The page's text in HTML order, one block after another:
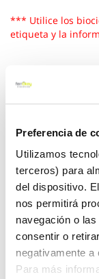
Preferencia de
Utilizamos
terceros) para
del dispositivo.
nos permitirá
navegación o
consentir o
negativamente
Para más
*** Utilice los
etiqueta y la
Click&Collect -
en nuestras